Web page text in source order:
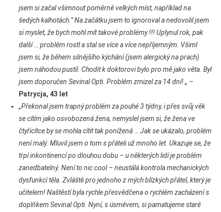
jsem si začal všimnout poměrně velkých míst, například na
šedých kalhotách.“ Na začátku jsem to ignoroval a nedovolil jsem
si myslet, že bych mohl mít takové problémy !!! Uplynul rok, pak
další … problém rostl a stal se více a více nepříjemným. Všiml
jsem si, že během silnějšího kýchání (jsem alergický na prach)
jsem náhodou pustil. Chodit k doktorovi bylo pro mě jako věta. Byl
jsem doporučen Sevinal Opti. Problém zmizel za 14 dní! „ –
Patrycja, 43 let
„Překonal jsem trapný problém za pouhé 3 týdny, i přes svůj věk
se cítím jako osvobozená žena, nemyslel jsem si, že žena ve
čtyřicítce by se mohla cítit tak ponížená … Jak se ukázalo, problém
není malý. Mluvil jsem o tom s přáteli už mnoho let. Ukazuje se, že
trpí inkontinencí po dlouhou dobu – u některých lidí je problém
zanedbatelný. Není to nic cool – neustálá kontrola mechanických
dysfunkcí těla. Zvláště pro jednoho z mých blízkých přátel, který je
učitelem! Naštěstí byla rychle přesvědčena o rychlém zacházení s
doplňkem Sevinal Opti. Nyní, s úsměvem, si pamatujeme staré